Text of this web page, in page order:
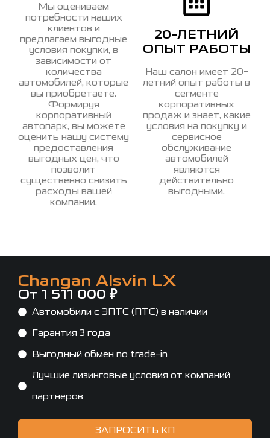
Мы оцениваем
потребности наших
клиентов и
предлагаем выгодные
условия покупки, в
зависимости от
количества
автомобилей, которые
вы приобретаете.
Формируя
корпоративный
автопарк, вы можете
оценить нашу систему
предоставления
выгодных цен, что
позволит
существенно снизить
расходы вашей
компании.
20-ЛЕТНИЙ
ОПЫТ РАБОТЫ
Наш салон имеет 20-
летний опыт работы в
сегменте
корпоративных
продаж и знает, какие
условия на покупку и
сервисное
обслуживание
автомобилей
являются
действительно
выгодными.
Changan Alsvin LX
От 1 511 000 ₽
Автомобили с ЭПТС (ПТС) в наличии
Гарантия 3 года
Выгодный обмен по trade-in
Лучшие лизинговые условия от компаний
партнеров
ЗАПРОСИТЬ КП